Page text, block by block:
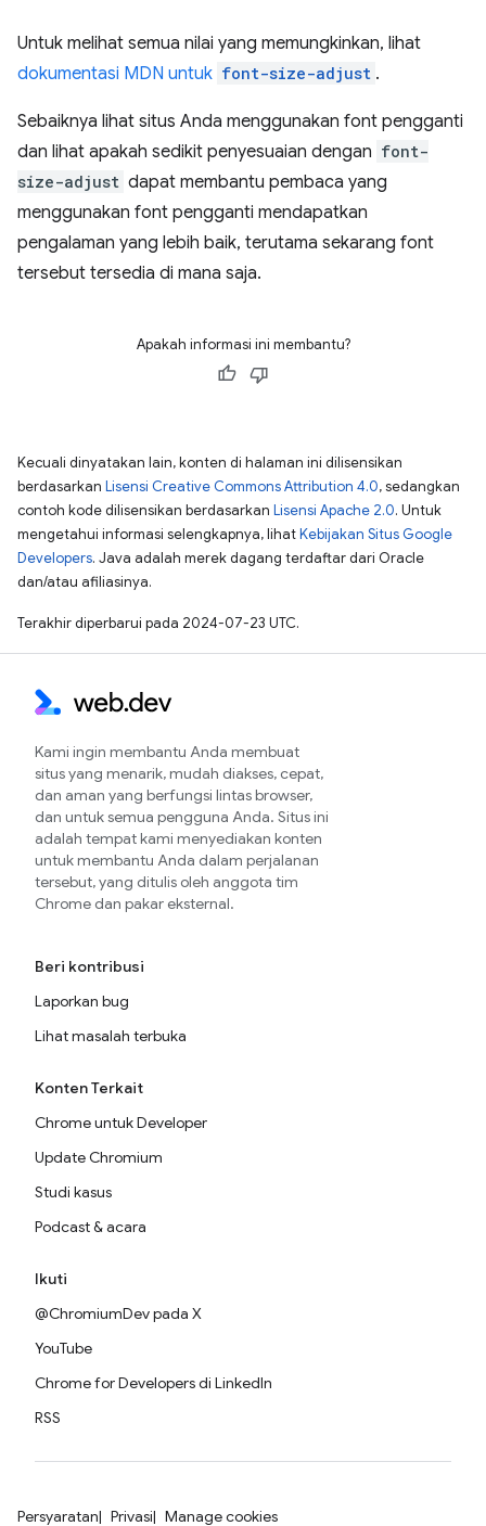
Untuk melihat semua nilai yang memungkinkan, lihat
dokumentasi MDN untuk font-size-adjust .
Sebaiknya lihat situs Anda menggunakan font pengganti
dan lihat apakah sedikit penyesuaian dengan font-
size-adjust dapat membantu pembaca yang
menggunakan font pengganti mendapatkan
pengalaman yang lebih baik, terutama sekarang font
tersebut tersedia di mana saja.
Apakah informasi ini membantu?
Kecuali dinyatakan lain, konten di halaman ini dilisensikan
berdasarkan Lisensi Creative Commons Attribution 4.0, sedangkan
contoh kode dilisensikan berdasarkan Lisensi Apache 2.0. Untuk
mengetahui informasi selengkapnya, lihatKebijakan Situs Google
Developers. Java adalah merek dagang terdaftar dari Oracle
dan/atau afiliasinya.
Terakhir diperbarui pada 2024-07-23 UTC.
Kami ingin membantu Anda membuat
situs yang menarik, mudah diakses, cepat,
dan aman yang berfungsi lintas browser,
dan untuk semua pengguna Anda. Situs ini
adalah tempat kami menyediakan konten
untuk membantu Anda dalam perjalanan
tersebut, yang ditulis oleh anggota tim
Chrome dan pakar eksternal.
Beri kontribusi
Laporkan bug
Lihat masalah terbuka
Konten Terkait
Chrome untuk Developer
Update Chromium
Studi kasus
Podcast & acara
Ikuti
@ChromiumDev pada X
YouTube
Chrome for Developers di LinkedIn
RSS
Persyaratan Privasi Manage cookies